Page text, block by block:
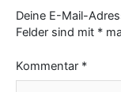
Deine E-Mail-
Felder sind mit *
Kommentar *